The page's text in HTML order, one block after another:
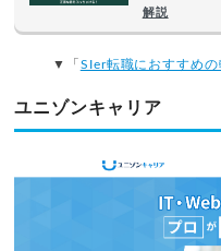
解説
▼「 SIer転職におすすめ
ユニゾンキャリア